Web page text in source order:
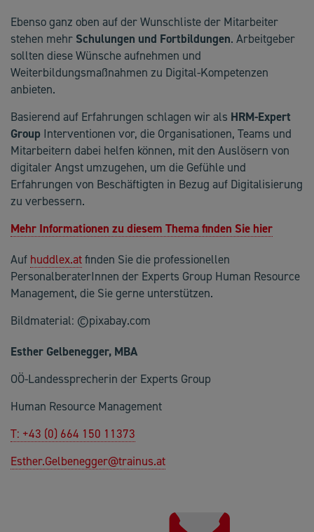
Ebenso ganz oben auf der Wunschliste der Mitarbeiter
stehen mehr Schulungen und Fortbildungen. Arbeitgeber
sollten diese Wünsche aufnehmen und
Weiterbildungsmaßnahmen zu Digital-Kompetenzen
anbieten.
Basierend auf Erfahrungen schlagen wir als HRM-Expert
Group Interventionen vor, die Organisationen, Teams und
Mitarbeitern dabei helfen können, mit den Auslösern von
digitaler Angst umzugehen, um die Gefühle und
Erfahrungen von Beschäftigten in Bezug auf Digitalisierung
zu verbessern.
Mehr Informationen zu diesem Thema finden Sie hier
Auf huddlex.atfinden Sie die professionellen
PersonalberaterInnen der Experts Group Human Resource
Management, die Sie gerne unterstützen.
Bildmaterial: ©pixabay.com
Esther Gelbenegger, MBA
OÖ-Landessprecherin der Experts Group
Human Resource Management
T: +43 (0) 664 150 11373
Esther.Gelbenegger@trainus.at